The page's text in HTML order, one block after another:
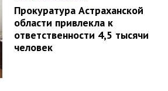
Прокуратура Астраханской
области привлекла к
ответственности 4,5 тысячи
человек